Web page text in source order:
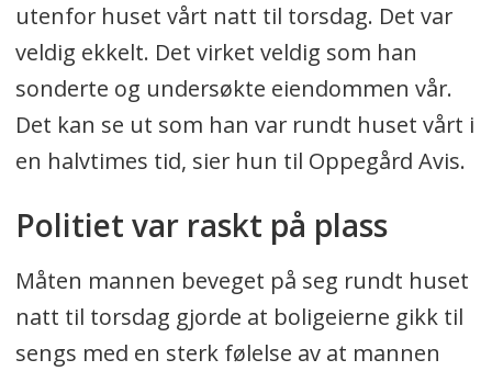
utenfor huset vårt natt til torsdag. Det var
veldig ekkelt. Det virket veldig som han
sonderte og undersøkte eiendommen vår.
Det kan se ut som han var rundt huset vårt i
en halvtimes tid, sier hun til Oppegård Avis.
Politiet var raskt på plass
Måten mannen beveget på seg rundt huset
natt til torsdag gjorde at boligeierne gikk til
sengs med en sterk følelse av at mannen